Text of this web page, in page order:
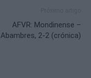
AFVR: Mondinense –
Abambres, 2-2 (crónica)